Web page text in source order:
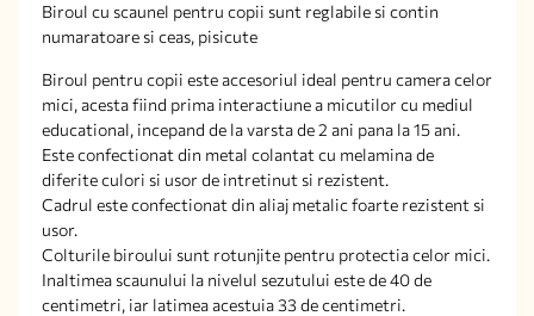
Biroul cu scaunel pentru copii sunt reglabile si contin
numaratoare si ceas, pisicute
Biroul pentru copii este accesoriul ideal pentru camera celor
mici, acesta fiind prima interactiune a micutilor cu mediul
educational, incepand de la varsta de 2 ani pana la 15 ani.
Este confectionat din metal colantat cu melamina de
diferite culori si usor de intretinut si rezistent.
Cadrul este confectionat din aliaj metalic foarte rezistent si
usor.
Colturile biroului sunt rotunjite pentru protectia celor mici.
Inaltimea scaunului la nivelul sezutului este de 40 de
centimetri, iar latimea acestuia 33 de centimetri.